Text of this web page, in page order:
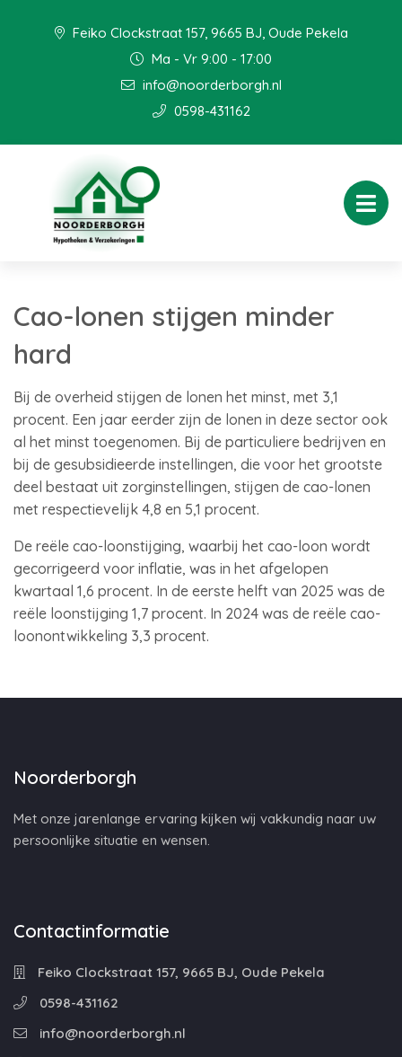
Feiko Clockstraat 157, 9665 BJ, Oude Pekela
Ma - Vr 9:00 - 17:00
info@noorderborgh.nl
0598-431162
Cao-lonen stijgen minder
hard
Bij de overheid stijgen de lonen het minst, met 3,1
procent. Een jaar eerder zijn de lonen in deze sector ook
al het minst toegenomen. Bij de particuliere bedrijven en
bij de gesubsidieerde instellingen, die voor het grootste
deel bestaat uit zorginstellingen, stijgen de cao-lonen
met respectievelijk 4,8 en 5,1 procent.
De reële cao-loonstijging, waarbij het cao-loon wordt
gecorrigeerd voor inflatie, was in het afgelopen
kwartaal 1,6 procent. In de eerste helft van 2025 was de
reële loonstijging 1,7 procent. In 2024 was de reële cao-
loonontwikkeling 3,3 procent.
Noorderborgh
Met onze jarenlange ervaring kijken wij vakkundig naar uw
persoonlijke situatie en wensen.
Contactinformatie
Feiko Clockstraat 157, 9665 BJ, Oude Pekela
0598-431162
info@noorderborgh.nl